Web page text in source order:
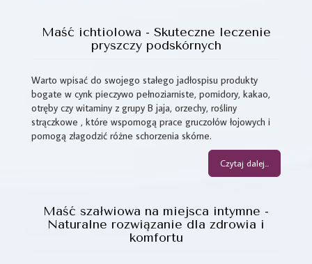
Maść ichtiolowa - Skuteczne leczenie
pryszczy podskórnych
Warto wpisać do swojego stałego jadłospisu produkty
bogate w cynk pieczywo pełnoziarniste, pomidory, kakao,
otręby czy witaminy z grupy B jaja, orzechy, rośliny
strączkowe , które wspomogą prace gruczołów łojowych i
pomogą złagodzić różne schorzenia skórne.
Czytaj dalej...
Maść szałwiowa na miejsca intymne -
Naturalne rozwiązanie dla zdrowia i
komfortu